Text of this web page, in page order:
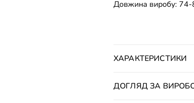
Довжина виробу: 74-
ХАРАКТЕРИСТИКИ
ДОГЛЯД ЗА